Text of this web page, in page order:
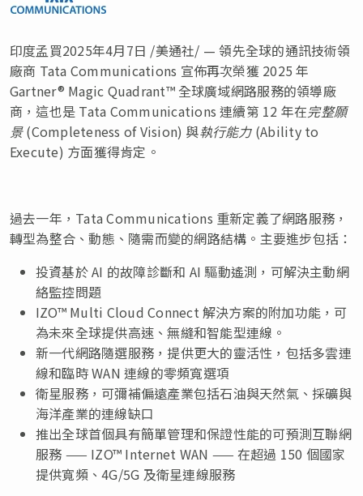
印度孟買2025年4月7日 /美通社/ — 領先全球的通訊技術領
廠商 Tata Communications 宣佈再次榮獲 2025 年
Gartner® Magic Quadrant™ 全球廣域網路服務的領導廠
商，這也是 Tata Communications 連續第 12 年在完整願
景(Completeness of Vision) 與執行能力(Ability to
Execute) 方面獲得肯定。
過去一年，Tata Communications 重新定義了網路服務，
轉型為整合、動態、隨需而變的網路結構。主要進步包括：
投資基於 AI 的故障診斷和 AI 驅動遙測，可解決主動網
絡監控問題
IZO™ Multi Cloud Connect 解決方案的附加功能，可
為未來全球提供高速、無縫和智能型連線。
新一代網路隨選服務，提供更大的靈活性，包括多雲連
線和臨時 WAN 連線的零頻寬選項
衛星服務，可彌補偏遠產業包括石油與天然氣、採礦與
海洋產業的連線缺口
推出全球首個具有簡單管理和保證性能的可預測互聯網
服務 —— IZO™ Internet WAN —— 在超過 150 個國家
提供寬頻、4G/5G 及衛星連線服務